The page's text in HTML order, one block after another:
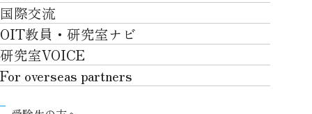
川上村での取り組み
アクセス
ポリシー/コンプライアンス
卒業生VOICE
知的財産学部
工学研究科
ロボティクス＆デザイン工学研究科
自律学修
学習支援
リカレント教育プログラム
高大接続
就職サポート
キャリア形成
インターンシップ
学生生活TOP
キャンパスライフ
課外活動
学費
奨学金
国際交流
国際交流TOP
グローバルな人材育成
国際交流プログラムについて
国際交流プログラムのサポート体制等
OIT教員・研究室ナビ
研究室VOICE
For overseas partners